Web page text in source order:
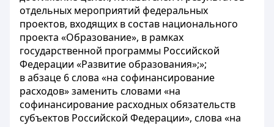
отдельных мероприятий федеральных
проектов, входящих в состав национального
проекта «Образование», в рамках
государственной программы Российской
Федерации «Развитие образования»;»;
в абзаце 6 слова «на софинансирование
расходов» заменить словами «на
софинансирование расходных обязательств
субъектов Российской Федерации», слова «на